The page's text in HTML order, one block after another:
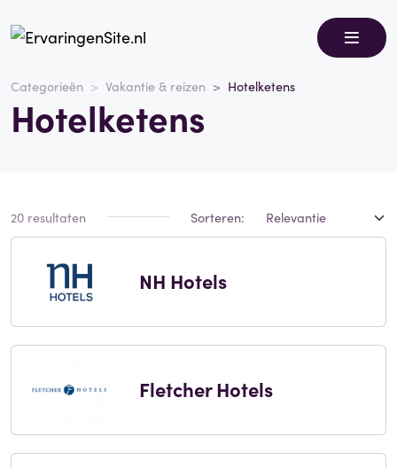
Categorieën Vakantie & reizen Hotelketens
Hotelketens
20 resultaten Sorteren:
NH Hotels
Fletcher Hotels